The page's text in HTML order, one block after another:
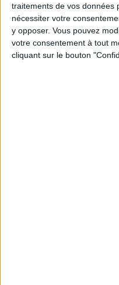
traitements de vos données
nécessiter votre
y opposer. Vous pouvez
votre consentement à tout
cliquant sur le bouton
Peut-on remplacer
Consultation